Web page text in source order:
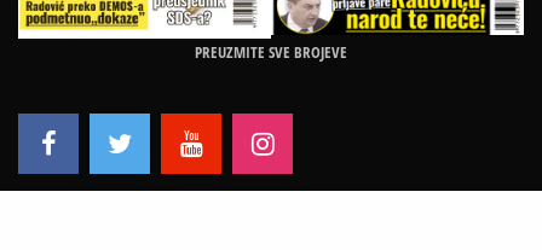
PREUZMITE SVE BROJEVE